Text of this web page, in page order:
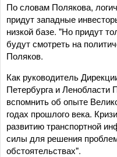
По словам Полякова,
придут западные
низкой базе. "Но придут
будут смотреть на
Поляков.
Как руководитель
Петербурга и
вспомнить об опыте
годах прошлого века.
развитию транспортной
силы для решения
обстоятельствах".